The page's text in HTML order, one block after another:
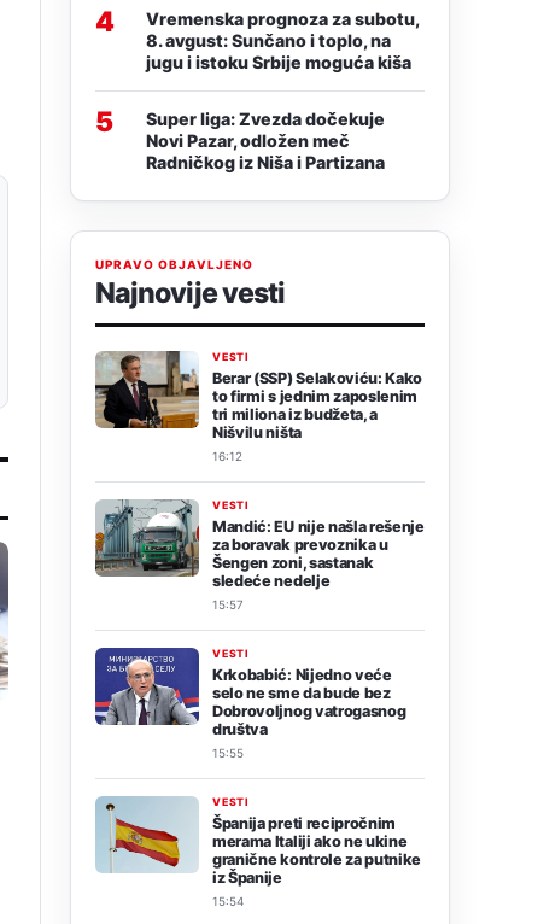
4
Vremenska prognoza za subotu,
8. avgust: Sunčano i toplo, na
jugu i istoku Srbije moguća kiša
5
Super liga: Zvezda dočekuje
Novi Pazar, odložen meč
Radničkog iz Niša i Partizana
UPRAVO OBJAVLJENO
Najnovije vesti
VESTI
Berar (SSP) Selakoviću: Kako
to firmi s jednim zaposlenim
tri miliona iz budžeta, a
Nišvilu ništa
16:12
VESTI
Mandić: EU nije našla rešenje
za boravak prevoznika u
Šengen zoni, sastanak
sledeće nedelje
15:57
VESTI
Krkobabić: Nijedno veće
selo ne sme da bude bez
Dobrovoljnog vatrogasnog
društva
15:55
VESTI
Španija preti recipročnim
merama Italiji ako ne ukine
granične kontrole za putnike
iz Španije
15:54